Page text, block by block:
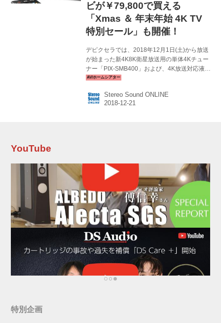
ビが￥79,800で買える
「Xmas ＆ 年末年始 4K TV
特別セール」も開催！
デピクセラでは、2018年12月1日(土)から放送
が始まった新4K8K衛星放送用の単体4Kチュー
ナー「PIX-SMB400」および、4K放送対応液晶
テレビ「PIX-43VP100」「PIX-55VP100」の録
ートする。 これは、各製品につないだ外付け
USB HDDに、手軽に番組表から予約ができるよ
画中に録画済番組...
Stereo Sound ONLINE
YouTube
特別企画